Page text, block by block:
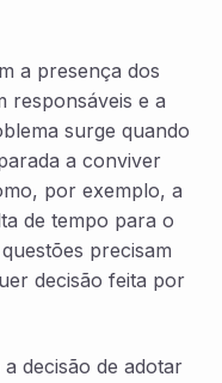
a presença dos
responsáveis e a
surge quando
a conviver
por exemplo, a
de tempo para o
precisam
decisão feita por
decisão de adotar